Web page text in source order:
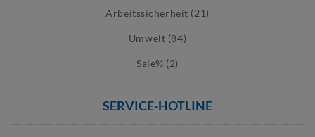
Arbeitssicherheit (21)
Umwelt (84)
Sale% (2)
SERVICE-HOTLINE